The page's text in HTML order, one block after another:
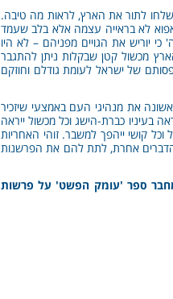
לתור את הארץ, לראות מה טיבה.
לא בראייה עצמה אלא בלב שעמד
יוריש את הגויים מפניהם – לא היו
מכשול קטן שבקלות ניתן להתגבר
של ישראל לעומת גודלם וחוזקם
את מנהיגי העם באמצעי שיזכיר
בעיניו כברת-הישג וכל מכשול ייראה
קושי ייהפך למשבר. זוהי האחריות
הדברים אחרת, לתת להם את הפרשנות
ספר 'עומק הפשט' על פרשות